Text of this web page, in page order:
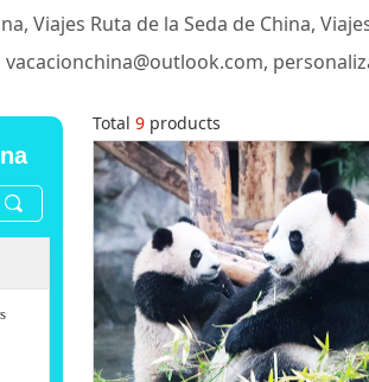
Total 9 products
Viajes Ruta de la Seda de China,
vacacionchina@outlook.com,
끠